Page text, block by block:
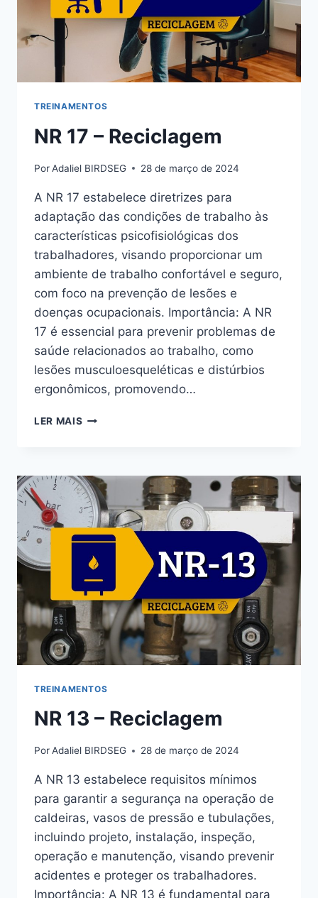
TREINAMENTOS
NR 17 – Reciclagem
PorAdaliel BIRDSEG 28 de março de 2024
A NR 17 estabelece diretrizes para
adaptação das condições de trabalho às
características psicofisiológicas dos
trabalhadores, visando proporcionar um
ambiente de trabalho confortável e seguro,
com foco na prevenção de lesões e
doenças ocupacionais. Importância: A NR
17 é essencial para prevenir problemas de
saúde relacionados ao trabalho, como
lesões musculoesqueléticas e distúrbios
ergonômicos, promovendo…
LER MAIS
TREINAMENTOS
NR 13 – Reciclagem
PorAdaliel BIRDSEG 28 de março de 2024
A NR 13 estabelece requisitos mínimos
para garantir a segurança na operação de
caldeiras, vasos de pressão e tubulações,
incluindo projeto, instalação, inspeção,
operação e manutenção, visando prevenir
acidentes e proteger os trabalhadores.
Importância: A NR 13 é fundamental para